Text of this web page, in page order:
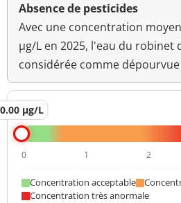
Absence de pesticides
Avec une concentration
µg/L en 2025, l'eau du robinet
considérée comme
0.00 µg/L
0 1 2
Concentration acceptable
Concentration très anormale